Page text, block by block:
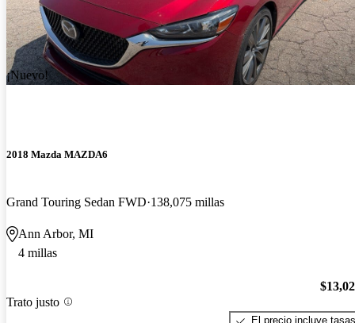
¡Nuevo!
2018 Mazda MAZDA6
Grand Touring Sedan FWD 138,075 millas
Ann Arbor, MI
4 millas
Trato justo
El precio incluye tasas